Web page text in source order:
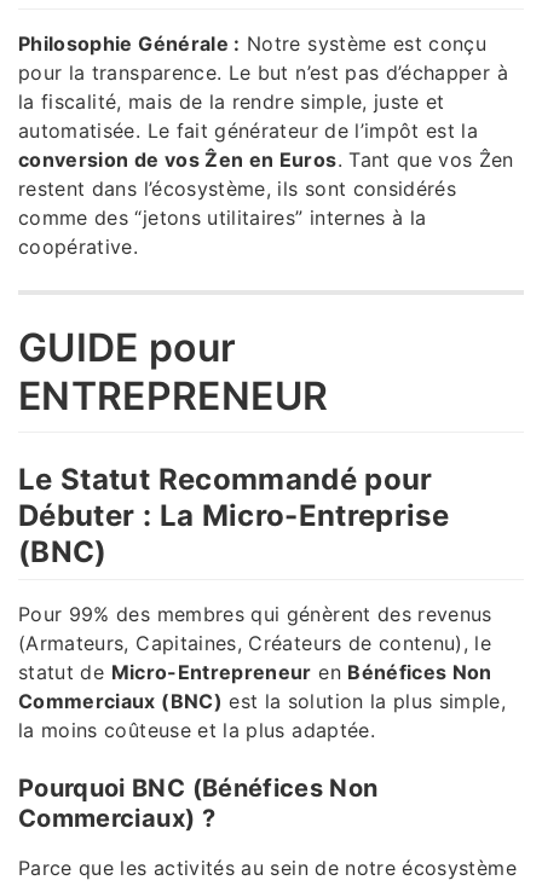
Philosophie Générale : Notre système est conçu
pour la transparence. Le but n’est pas d’échapper à
la fiscalité, mais de la rendre simple, juste et
automatisée. Le fait générateur de l’impôt est la
conversion de vos Ẑen en Euros. Tant que vos Ẑen
restent dans l’écosystème, ils sont considérés
comme des “jetons utilitaires” internes à la
coopérative.
GUIDE pour
ENTREPRENEUR
Le Statut Recommandé pour
Débuter : La Micro-Entreprise
(BNC)
Pour 99% des membres qui génèrent des revenus
(Armateurs, Capitaines, Créateurs de contenu), le
statut de Micro-Entrepreneur en Bénéfices Non
Commerciaux (BNC) est la solution la plus simple,
la moins coûteuse et la plus adaptée.
Pourquoi BNC (Bénéfices Non
Commerciaux) ?
Parce que les activités au sein de notre écosystème